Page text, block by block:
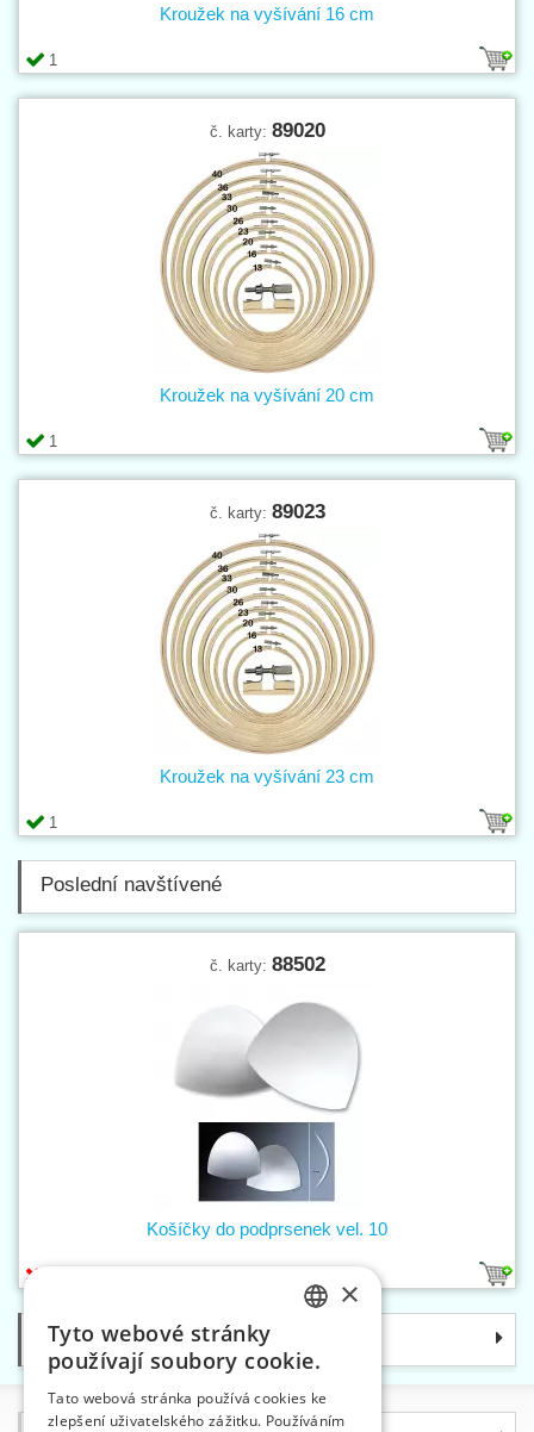
1
Kroužek na vyšívání 16 cm
č. karty: 89020
1
Kroužek na vyšívání 20 cm
č. karty: 89023
1
Kroužek na vyšívání 23 cm
Poslední navštívené
č. karty: 88502
Košíčky do podprsenek vel. 10
Kategorie
ENGLISH
×
Tyto webové stránky
používají soubory cookie.
Tato webová stránka používá cookies ke
zlepšení uživatelského zážitku. Používáním